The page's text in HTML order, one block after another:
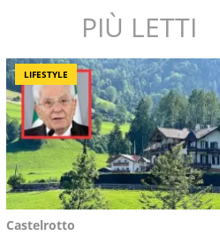
PIÙ LETTI
LIFESTYLE
Castelrotto